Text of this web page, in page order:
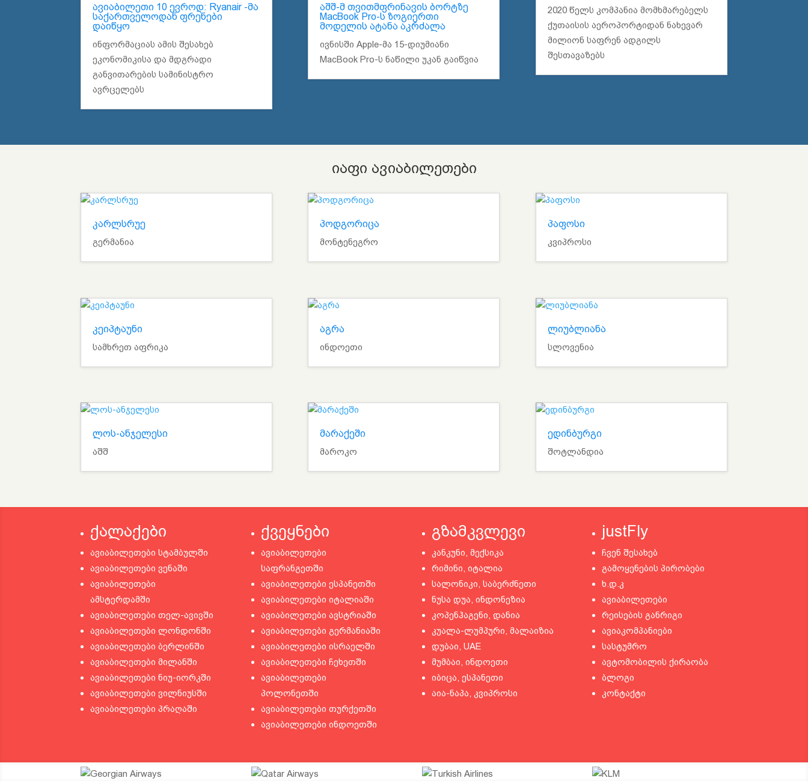
ავიაბილეთი 10 ევროდ: Ryanair -მა
საქართველოდან ფრენები
დაიწყო
ინფორმაციას ამის შესახებ
ეკონომიკისა და მდგრადი
განვითარების სამინისტრო
ავრცელებს
აშშ-მ თვითმფრინავის ბორტზე
MacBook Pro-ს ზოგიერთი
მოდელის ატანა აკრძალა
ივნისში Apple-მა 15-დიუმიანი
MacBook Pro-ს ნაწილი უკან გაიწვია
2020 წელს კომპანია მომხმარებელს
ქუთაისის აეროპორტიდან ნახევარ
მილიონ საფრენ ადგილს
შესთავაზებს
იაფი ავიაბილეთები
კარლსრუე
გერმანია
კეიპტაუნი
სამხრეთ აფრიკა
ლოს-ანჯელესი
აშშ
პოდგორიცა
მონტენეგრო
აგრა
ინდოეთი
მარაქეში
მაროკო
პაფოსი
კვიპროსი
ლიუბლიანა
სლოვენია
ედინბურგი
შოტლანდია
ქალაქები
ავიაბილეთები სტამბულში
ავიაბილეთები ვენაში
ავიაბილეთები
ამსტერდამში
ავიაბილეთები თელ-ავივში
ავიაბილეთები ლონდონში
ავიაბილეთები ბერლინში
ავიაბილეთები მილანში
ავიაბილეთები ნიუ-იორკში
ავიაბილეთები ვილნიუსში
ავიაბილეთები პრაღაში
ქვეყნები
ავიაბილეთები
საფრანგეთში
ავიაბილეთები ესპანეთში
ავიაბილეთები იტალიაში
ავიაბილეთები ავსტრიაში
ავიაბილეთები გერმანიაში
ავიაბილეთები ისრაელში
ავიაბილეთები ჩეხეთში
ავიაბილეთები
პოლონეთში
ავიაბილეთები თურქეთში
ავიაბილეთები ინდოეთში
გზამკვლევი
კანკუნი, მექსიკა
რიმინი, იტალია
სალონიკი, საბერძნეთი
ნუსა დუა, ინდონეზია
კოპენჰაგენი, დანია
კუალა-ლუმპური, მალაიზია
დუბაი, UAE
მუმბაი, ინდოეთი
იბიცა, ესპანეთი
აია-ნაპა, კვიპროსი
justFly
ჩვენ შესახებ
გამოყენების პირობები
ხ.დ.კ
ავიაბილეთები
რეისების განრიგი
ავიაკომპანიები
სასტუმრო
ავტომობილის ქირაობა
ბლოგი
კონტაქტი